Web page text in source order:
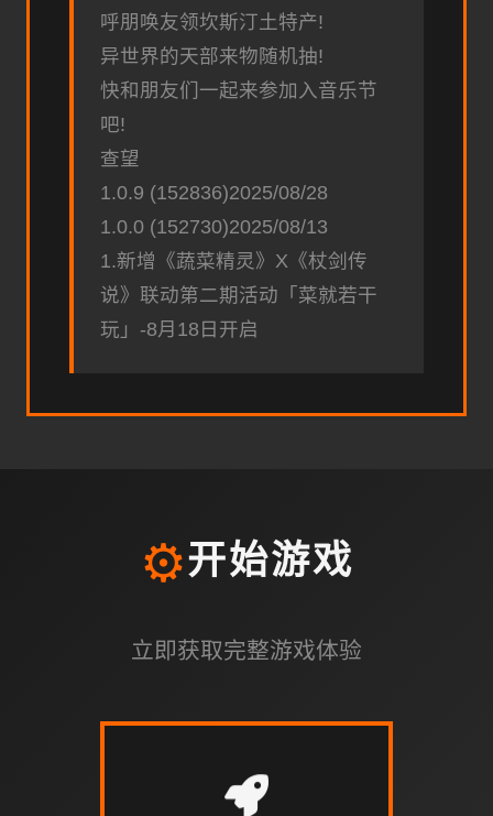
呼朋唤友领坎斯汀土特产!
异世界的天部来物随机抽!
快和朋友们一起来参加入音乐节
吧!
查望
1.0.9 (152836)2025/08/28
1.0.0 (152730)2025/08/13
1.新增《蔬菜精灵》X《杖剑传
说》联动第二期活动「菜就若干
玩」-8月18日开启
⚙️开始游戏
立即获取完整游戏体验